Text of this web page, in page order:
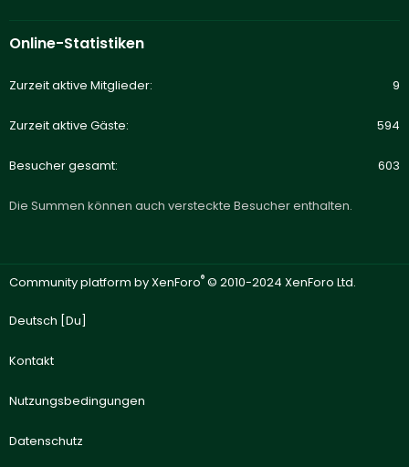
Online-Statistiken
Zurzeit aktive Mitglieder 9
Zurzeit aktive Gäste 594
Besucher gesamt 603
Die Summen können auch versteckte Besucher enthalten.
Community platform by XenForo® © 2010-2024 XenForo Ltd.
Deutsch [Du]
Kontakt
Nutzungsbedingungen
Datenschutz